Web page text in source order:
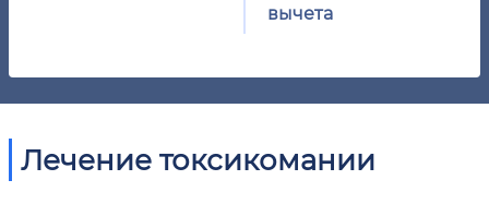
вычета
Лечение токсикомании